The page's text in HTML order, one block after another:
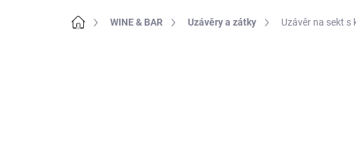
Domů WINE & BAR Uzávěry a zátky Uzávěr na sekt s